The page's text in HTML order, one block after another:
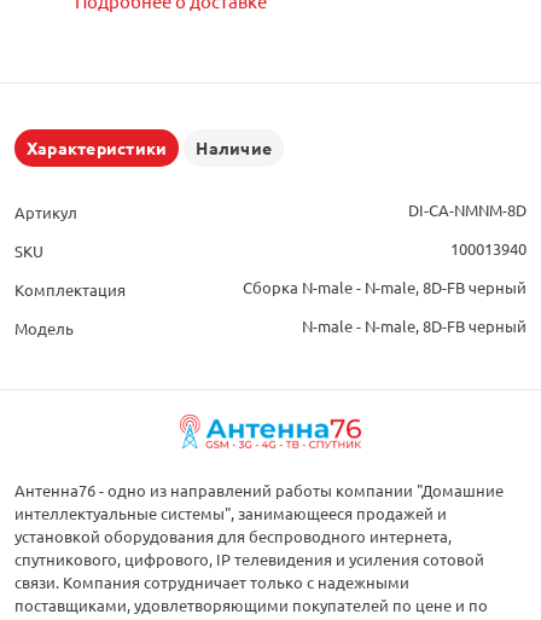
Характеристики Наличие
Артикул
DI-CA-NMNM-8D
SKU
100013940
Комплектация
Сборка N-male - N-male, 8D-FB черный
Модель
N-male - N-male, 8D-FB черный
Антенна76 - одно из направлений работы компании "Домашние
интеллектуальные системы", занимающееся продажей и
установкой оборудования для беспроводного интернета,
спутникового, цифрового, IP телевидения и усиления сотовой
связи. Компания сотрудничает только с надежными
поставщиками, удовлетворяющими покупателей по цене и по